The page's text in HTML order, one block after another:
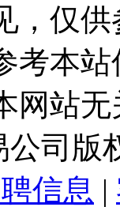
，仅
考本
网站
公司版
信息 |